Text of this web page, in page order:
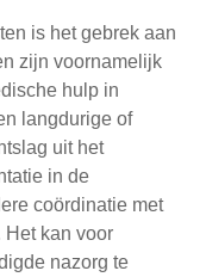
is het gebrek aan
zijn voornamelijk
hulp in
langdurige of
uit het
in de
coördinatie met
kan voor
nazorg te